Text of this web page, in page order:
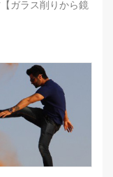
ガラス削りから鏡